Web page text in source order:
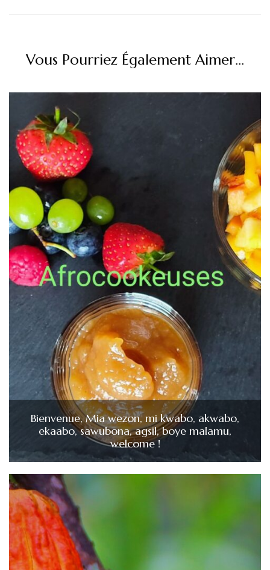
Vous Pourriez Également Aimer...
Bienvenue, Mia wezon, mi kwabo, akwabo,
ekaabo, sawubona, agsil, boye malamu,
welcome !